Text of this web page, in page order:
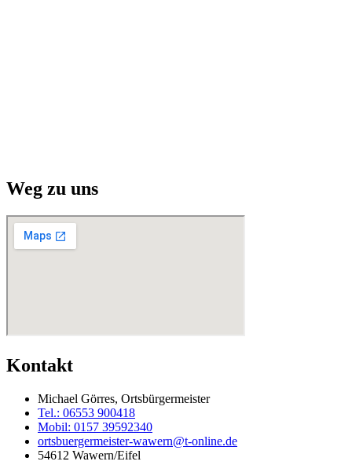
Weg zu uns
Kontakt
Michael Görres, Ortsbürgermeister
Tel.: 06553 900418
Mobil: 0157 39592340
ortsbuergermeister-wawern@t-online.de
54612 Wawern/Eifel